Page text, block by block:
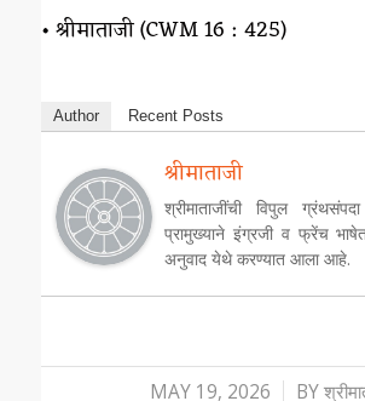
• श्रीमाताजी (CWM 16 : 425)
Author Recent Posts
श्रीमाताजी
श्रीमाताजींची विपुल
प्रामुख्याने इंग्रजी व फ्रेंच
अनुवाद येथे करण्यात आला आहे.
MAY 19, 2026
/ BY